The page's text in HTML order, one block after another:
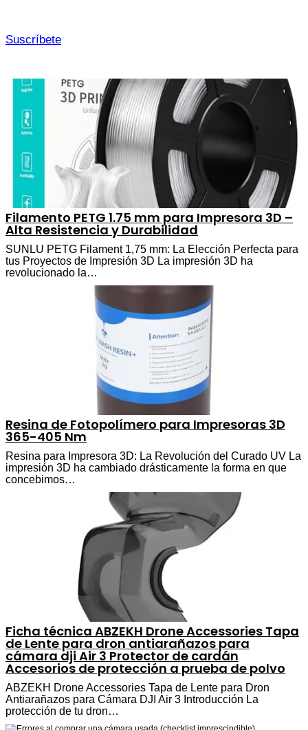
Suscríbete
Filamento PETG 1.75 mm para Impresora 3D –
Alta Resistencia y Durabilidad
SUNLU PETG Filament 1,75 mm: La Elección Perfecta para
tus Proyectos de Impresión 3D La impresión 3D ha
revolucionado la…
Resina de Fotopolímero para Impresoras 3D
365-405 Nm
Resina para Impresora 3D: La Revolución del Curado UV La
impresión 3D ha cambiado drásticamente la forma en que
concebimos…
Ficha técnica ABZEKH Drone Accessories Tapa
de Lente para dron antiarañazos para
cámara dji Air 3 Protector de cardán
Accesorios de protección a prueba de polvo
ABZEKH Drone Accessories Tapa de Lente para Dron
Antiarañazos para Cámara DJI Air 3 Introducción La
protección de tu dron…